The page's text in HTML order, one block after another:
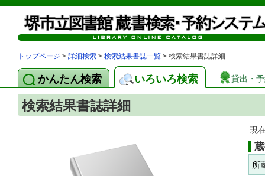
トップページ > 詳細検索 > 検索結果書誌一覧 > 検索結果書誌詳細
かんたん検索 いろいろ検索 貸出・
検索結果書誌詳細
現
所